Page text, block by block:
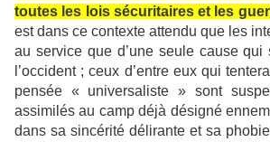
toutes les lois sécuritaires et les
est dans ce contexte attendu que les
au service que d’une seule cause qui
l’occident ; ceux d’entre eux qui
pensée « universaliste » sont
assimilés au camp déjà désigné
dans sa sincérité délirante et sa